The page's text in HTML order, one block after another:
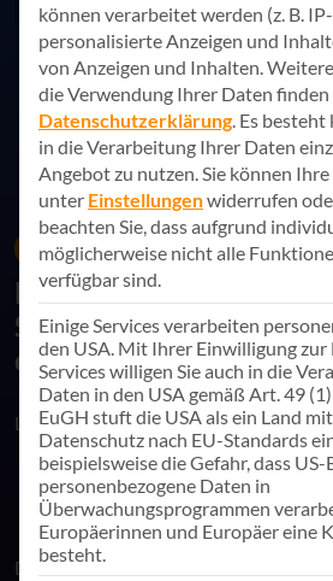
News 03. September 2024
Digitale Transformation
Sozialwirtschaft |
einen Blick
Link teilen
Die AppSphere AG hat eine
können verarbeitet werden (z. B.
personalisierte Anzeigen und
von Anzeigen und Inhalten.
die Verwendung Ihrer Daten finden
Datenschutzerklärung. Es
in die Verarbeitung Ihrer Daten
Angebot zu nutzen.Sie können
unter Einstellungenwiderrufen
beachten Sie, dass aufgrund
möglicherweise nicht alle
verfügbar sind.
Einige Services verarbeiten
den USA. Mit Ihrer Einwilligung zur
Services willigen Sie auch in die
Daten in den USA gemäß Art. 49
EuGH stuft die USA als ein Land
Datenschutz nach EU-Standards
beispielsweise die Gefahr, dass
personenbezogene Daten in
Überwachungsprogrammen
Europäerinnen und Europäer eine
besteht.